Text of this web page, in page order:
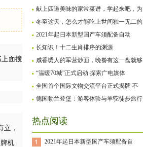
面搜
，
机
献上四道美味的家常菜谱，学起来吧，为
冬至这天，怎么才能吃上世间独一无二的
2021年起日本新型国产车须配备自动
长知识！十二生肖排序的渊源
咸香诱人的军营炒面，晚餐有这一盘就够
“温暖70城”正式启动 探索广电媒体
全国首个国际文物交流平台正式揭牌 不
德国勃兰登堡：游客体验与羊驼徒步旅行
热点阅读
2021年起日本新型国产车须配备自